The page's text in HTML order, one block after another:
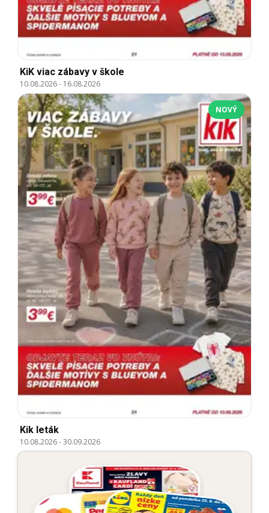
KiK viac zábavy v škole
10.08.2026- 16.08.2026
NOVÝ
Kik leták
10.08.2026-30.09.2026